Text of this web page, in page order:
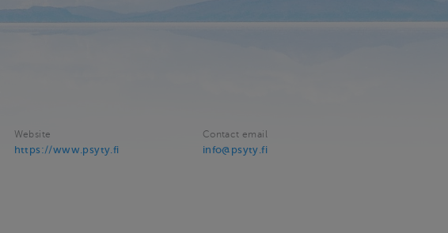
Website
https://www.psyty.fi
Contact email
info@psyty.fi